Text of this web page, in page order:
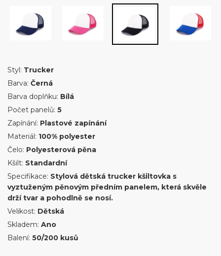
Styl: Trucker
Barva: Černá
Barva doplňku: Bílá
Počet panelů: 5
Zapínání: Plastové zapínání
Materiál: 100% polyester
Čelo: Polyesterová pěna
Kšilt: Standardní
Specifikace: Stylová dětská trucker kšiltovka s
vyztuženým pěnovým předním panelem, která skvěle
drží tvar a pohodlně se nosí.
Velikost: Dětská
Skladem: Ano
Balení: 50/200 kusů